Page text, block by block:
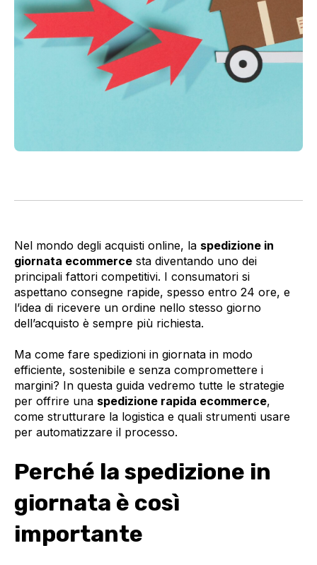
Nel mondo degli acquisti online, la spedizione in
giornata ecommerce sta diventando uno dei
principali fattori competitivi. I consumatori si
aspettano consegne rapide, spesso entro 24 ore, e
l’idea di ricevere un ordine nello stesso giorno
dell’acquisto è sempre più richiesta.
Ma come fare spedizioni in giornata in modo
efficiente, sostenibile e senza compromettere i
margini? In questa guida vedremo tutte le strategie
per offrire una spedizione rapida ecommerce,
come strutturare la logistica e quali strumenti usare
per automatizzare il processo.
Perché la spedizione in
giornata è così
importante